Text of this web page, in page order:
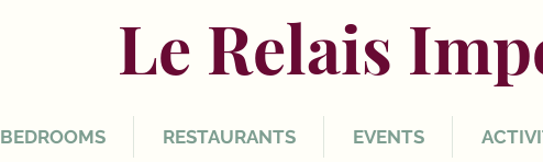
Le Relais
BEDROOMS RESTAURANTS EVENTS